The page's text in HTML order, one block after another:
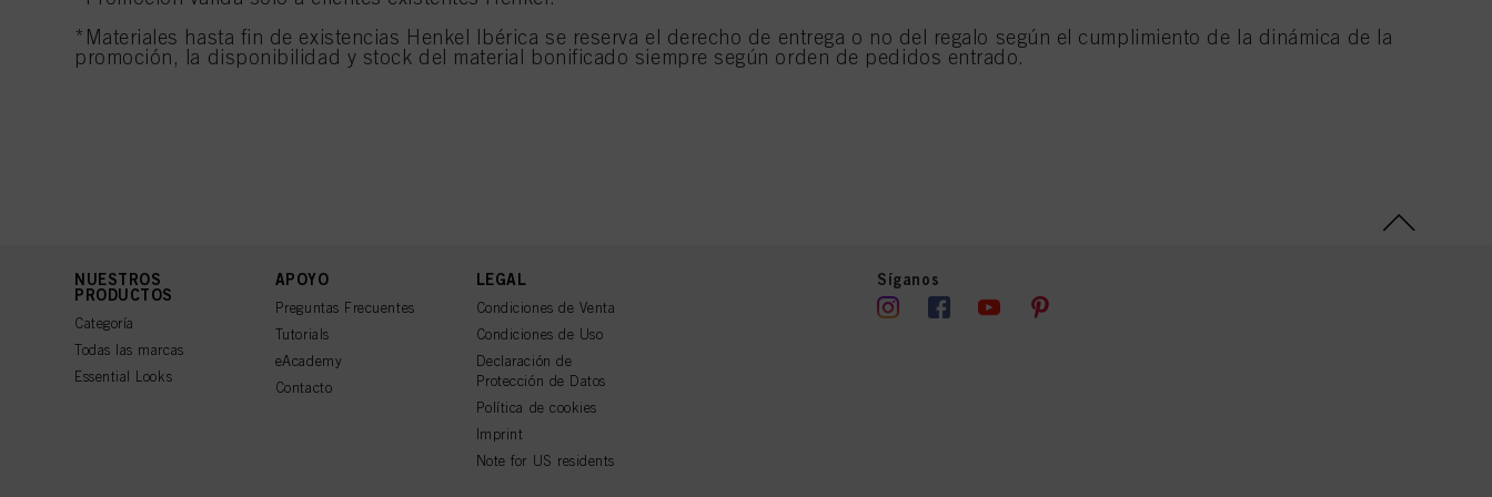
*Materiales hasta fin de existencias Henkel Ibérica se reserva el derecho de entrega o no del regalo según el cumplimiento de la dinámica de la
promoción, la disponibilidad y stock del material bonificado siempre según orden de pedidos entrado.
NUESTROS
PRODUCTOS
Categoría
Todas las marcas
Essential Looks
APOYO
Preguntas Frecuentes
Tutorials
eAcademy
Contacto
LEGAL
Condiciones de Venta
Condiciones de Uso
Declaración de
Protección de Datos
Política de cookies
Imprint
Note for US residents
Síganos